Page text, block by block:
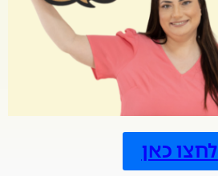
לחצו כאן